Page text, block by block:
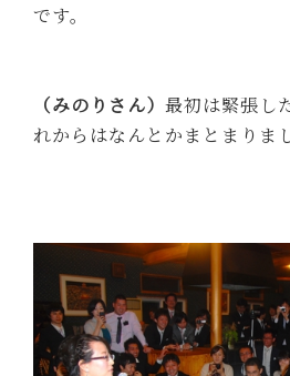
です。
（みのりさん）最初は緊張し
れからはなんとかまとまりま